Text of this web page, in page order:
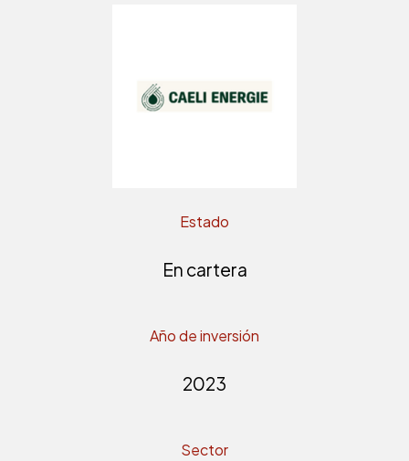
Estado
En cartera
Año de inversión
2023
Sector